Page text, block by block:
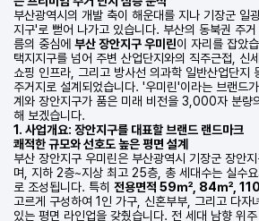
부산광역시의 개발 축이 해운대를 지나 기장군 일
지구'로 뻗어 나가고 있습니다. 부산의 동북권 주
름의 중심에 부산 장안지구 우미린이 자리를 잡았
택지지구를 넘어 주변 산업단지와의 직주근접, 신
쇼핑 인프라, 그리고 방사선 의과학 일반산업단지
주거지로 설계되었습니다. '우미린'이라는 브랜드
계와 장안지구가 품은 미래 비전을 3,000자 분량
해 보겠습니다.
1. 사업개요: 장안지구를 대표할 브랜드 랜드마크
쾌적한 규모와 선호도 높은 평면 설계
부산 장안지구 우미린은 부산광역시 기장군 장안
며, 지하 2층~지상 최고 25층, 총 세대수는 실수
로 조성됩니다. 특히 전용면적 59㎡, 84㎡,
고르게 구성하여 1인 가구, 신혼부부, 그리고 다자
있는 평면 라인업을 갖췄습니다. 전 세대 남향 위